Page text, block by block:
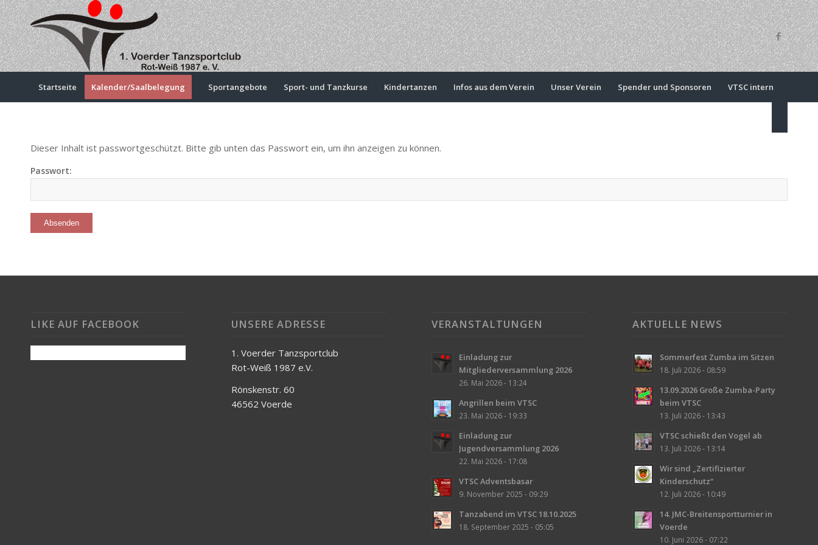
Startseite Kalender/Saalbelegung Sportangebote Sport- und Tanzkurse Kindertanzen Infos aus dem Verein Unser Verein Spender und Sponsoren VTSC intern
Dieser Inhalt ist passwortgeschützt. Bitte gib unten das Passwort ein, um ihn anzeigen zu können.
Passwort:
LIKE AUF FACEBOOK UNSERE ADRESSE
1. Voerder Tanzsportclub
Rot-Weiß 1987 e.V.
Rönskenstr. 60
46562 Voerde
VERANSTALTUNGEN
Einladung zur
Mitgliederversammlung 2026
26. Mai 2026 - 13:24
Angrillen beim VTSC
23. Mai 2026 - 19:33
Einladung zur
Jugendversammlung 2026
22. Mai 2026 - 17:08
VTSC Adventsbasar
9. November 2025 - 09:29
Tanzabend im VTSC 18.10.2025
18. September 2025 - 05:05
AKTUELLE NEWS
Sommerfest Zumba im Sitzen
18. Juli 2026 - 08:59
13.09.2026 Große Zumba-Party
beim VTSC
13. Juli 2026 - 13:43
VTSC schießt den Vogel ab
13. Juli 2026 - 13:14
Wir sind „Zertifizierter
Kinderschutz“
12. Juli 2026 - 10:49
14. JMC-Breitensportturnier in
Voerde
10. Juni 2026 - 07:22